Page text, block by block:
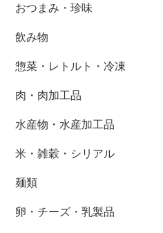
おつまみ・珍味
飲み物
惣菜・レトルト・冷凍
肉・肉加工品
水産物・水産加工品
米・雑穀・シリアル
麺類
卵・チーズ・乳製品